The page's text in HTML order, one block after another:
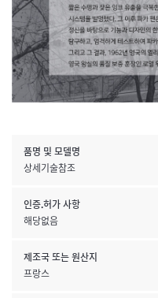
품명 및 모델명
상세기술참조
인증.허가 사항
해당없음
제조국 또는 원산지
프랑스